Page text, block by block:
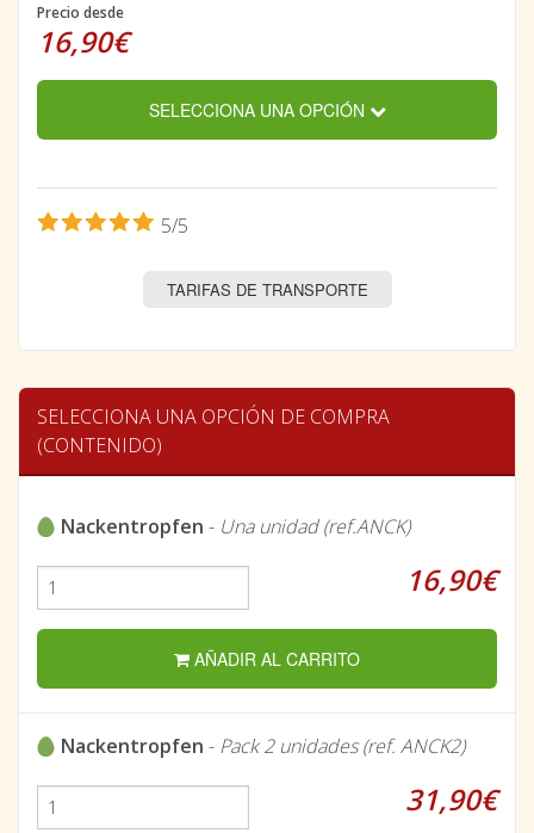
Precio desde
16,90€
SELECCIONA UNA OPCIÓN
5/5
TARIFAS DE TRANSPORTE
SELECCIONA UNA OPCIÓN DE COMPRA
(CONTENIDO)
Nackentropfen - Una unidad (ref.ANCK)
16,90€
AÑADIR AL CARRITO
Nackentropfen - Pack 2 unidades (ref. ANCK2)
31,90€